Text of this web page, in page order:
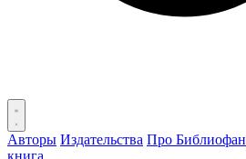
Авторы Издательства Про Библиофан
книга